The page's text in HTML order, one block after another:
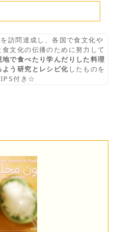
を訪問達成し、各国で食文化や
文化の伝播のために努力して
地で食べたり学んだりした料理
う研究とレシピ化したものを
付き☆